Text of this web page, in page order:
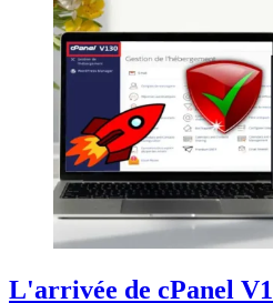
L'arrivée de cPanel